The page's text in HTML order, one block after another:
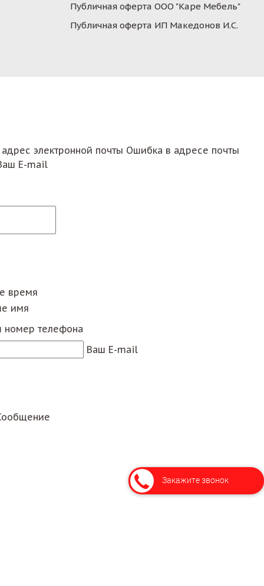
Публичная оферта ООО "Каре Мебель"
Публичная оферта ИП Македонов И.С.
электронной почты Ошибка в адресе почты
E-mail
время
имя
номер телефона
Ваш E-mail
Закажите звонок